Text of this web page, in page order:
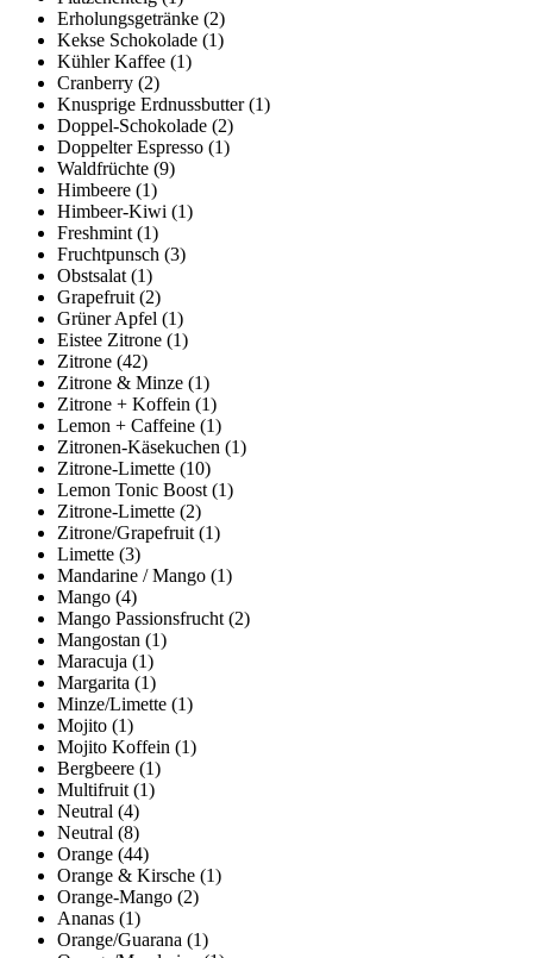
Erholungsgetränke (2)
Kekse Schokolade (1)
Kühler Kaffee (1)
Cranberry (2)
Knusprige Erdnussbutter (1)
Doppel-Schokolade (2)
Doppelter Espresso (1)
Waldfrüchte (9)
Himbeere (1)
Himbeer-Kiwi (1)
Freshmint (1)
Fruchtpunsch (3)
Obstsalat (1)
Grapefruit (2)
Grüner Apfel (1)
Eistee Zitrone (1)
Zitrone (42)
Zitrone & Minze (1)
Zitrone + Koffein (1)
Lemon + Caffeine (1)
Zitronen-Käsekuchen (1)
Zitrone-Limette (10)
Lemon Tonic Boost (1)
Zitrone-Limette (2)
Zitrone/Grapefruit (1)
Limette (3)
Mandarine / Mango (1)
Mango (4)
Mango Passionsfrucht (2)
Mangostan (1)
Maracuja (1)
Margarita (1)
Minze/Limette (1)
Mojito (1)
Mojito Koffein (1)
Bergbeere (1)
Multifruit (1)
Neutral (4)
Neutral (8)
Orange (44)
Orange & Kirsche (1)
Orange-Mango (2)
Ananas (1)
Orange/Guarana (1)